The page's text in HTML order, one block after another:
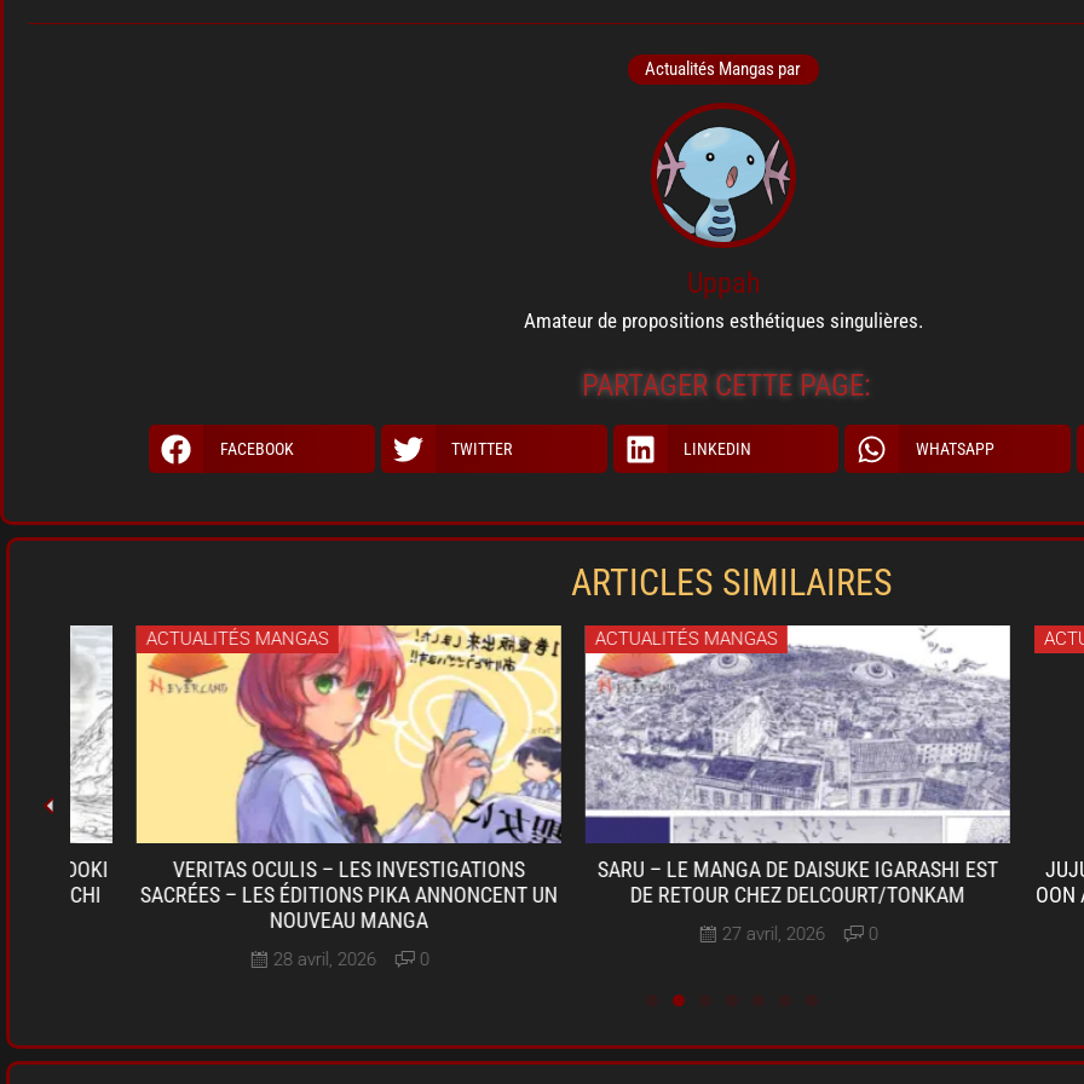
Actualités Mangas par
Uppah
Amateur de propositions esthétiques singulières.
PARTAGER CETTE PAGE:
FACEBOOK TWITTER LINKEDIN WHATSAPP
ARTICLES SIMILAIRES
ACTUALITÉS MANGAS
VERITAS OCULIS – LES INVESTIGATIONS
SACRÉES – LES ÉDITIONS PIKA ANNONCENT UN
NOUVEAU MANGA
28 avril, 2026 0
ACTUALITÉS MANGAS
SARU – LE MANGA DE DAISUKE IGARASHI EST
DE RETOUR CHEZ DELCOURT/TONKAM
27 avril, 2026 0
JUJUTSU
OON